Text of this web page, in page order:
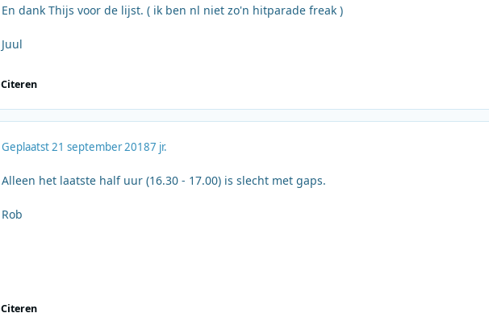
En dank Thijs voor de lijst. ( ik ben nl niet zo'n hitparade freak )
Juul
Citeren
Geplaatst21 september 20187 jr.
Alleen het laatste half uur (16.30 - 17.00) is slecht met gaps.
Rob
Citeren